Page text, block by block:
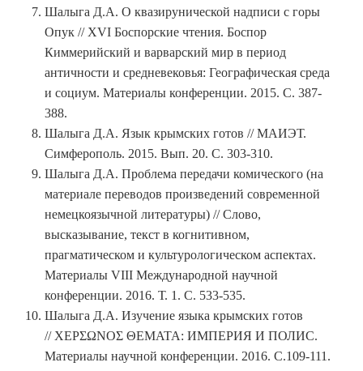
Шалыга Д.А. О квазирунической надписи с горы
Опук // XVI Боспорские чтения. Боспор
Киммерийский и варварский мир в период
античности и средневековья: Географическая среда
и социум. Материалы конференции. 2015. С. 387-
388.
Шалыга Д.А. Язык крымских готов // МАИЭТ.
Симферополь. 2015. Вып. 20. С. 303-310.
Шалыга Д.А. Проблема передачи комического (на
материале переводов произведений современной
немецкоязычной литературы) // Слово,
высказывание, текст в когнитивном,
прагматическом и культурологическом аспектах.
Материалы VIII Международной научной
конференции. 2016. Т. 1. С. 533-535.
Шалыга Д.А. Изучение языка крымских готов
// ΧΕΡΣΩΝΟΣ ΘΕΜΑΤΑ: ИМПЕРИЯ И ПОЛИС.
Материалы научной конференции. 2016. С.109-111.